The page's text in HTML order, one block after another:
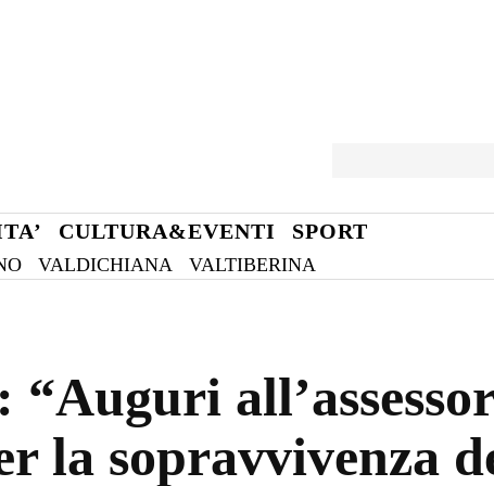
CULTURA&EVENTI SPORT
VALDICHIANA VALTIBERINA
la sopravvivenza